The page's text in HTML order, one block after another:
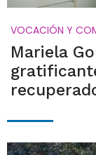
VOCACIÓN Y
Mariela